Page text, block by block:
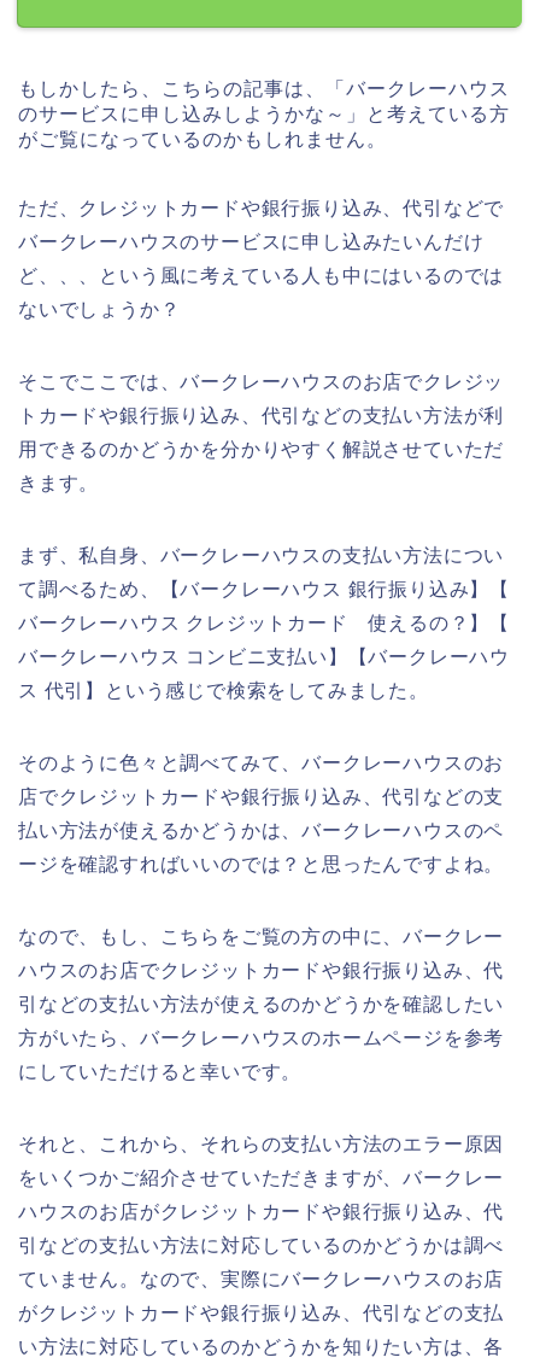
もしかしたら、こちらの記事は、「バークレーハウス
のサービスに申し込みしようかな～」と考えている方
がご覧になっているのかもしれません。
ただ、クレジットカードや銀行振り込み、代引などで
バークレーハウスのサービスに申し込みたいんだけ
ど、、、という風に考えている人も中にはいるのでは
ないでしょうか？
そこでここでは、バークレーハウスのお店でクレジッ
トカードや銀行振り込み、代引などの支払い方法が利
用できるのかどうかを分かりやすく解説させていただ
きます。
まず、私自身、バークレーハウスの支払い方法につい
て調べるため、【バークレーハウス 銀行振り込み】【
バークレーハウス クレジットカード 使えるの？】【
バークレーハウス コンビニ支払い】【バークレーハウ
ス 代引】という感じで検索をしてみました。
そのように色々と調べてみて、バークレーハウスのお
店でクレジットカードや銀行振り込み、代引などの支
払い方法が使えるかどうかは、バークレーハウスのペ
ージを確認すればいいのでは？と思ったんですよね。
なので、もし、こちらをご覧の方の中に、バークレー
ハウスのお店でクレジットカードや銀行振り込み、代
引などの支払い方法が使えるのかどうかを確認したい
方がいたら、バークレーハウスのホームページを参考
にしていただけると幸いです。
それと、これから、それらの支払い方法のエラー原因
をいくつかご紹介させていただきますが、バークレー
ハウスのお店がクレジットカードや銀行振り込み、代
引などの支払い方法に対応しているのかどうかは調べ
ていません。なので、実際にバークレーハウスのお店
がクレジットカードや銀行振り込み、代引などの支払
い方法に対応しているのかどうかを知りたい方は、各